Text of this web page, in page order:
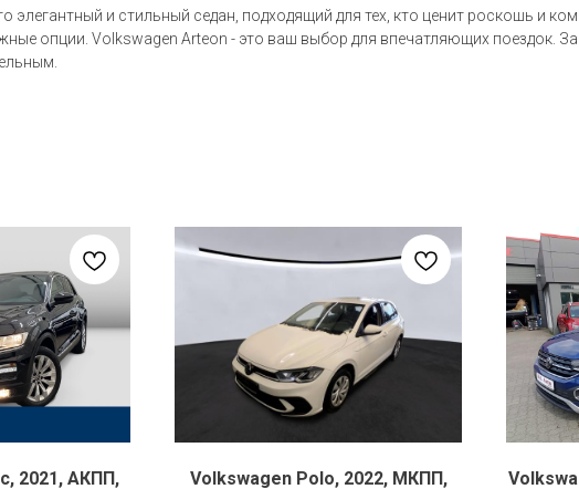
элегантный и стильный седан, подходящий для тех, кто ценит роскошь и
опции. Volkswagen Arteon - это ваш выбор для впечатляющих поездок.
2021, АКПП,
Volkswagen Polo, 2022, МКПП,